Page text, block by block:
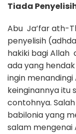
Tiada
Abu Ja’far ath-
penyelisih
hakiki bagi Allah
ada yang
ingin
keinginannya itu
contohnya.
babilonia yang
salam mengenai